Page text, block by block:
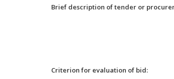
Criterion for evaluation of bid